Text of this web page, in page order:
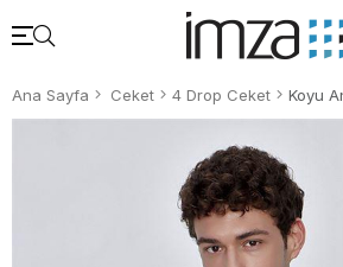
Ana Sayfa Ceket 4 Drop Ceket